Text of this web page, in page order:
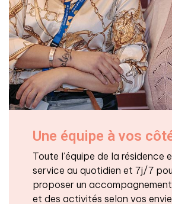
Une équipe à vos
Toute l’équipe de la résidence
service au quotidien et 7j/7
proposer un
et des activités selon vos